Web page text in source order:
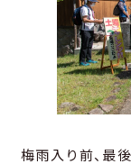
梅雨入り前、最